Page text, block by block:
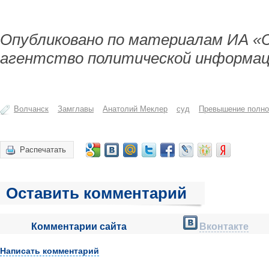
Опубликовано по материалам ИА
агентство политической
Волчанск Замглавы Анатолий Меклер суд Превышение
Распечатать
Оставить комментарий
Комментарии сайта Вконтакте
Написать комментарий